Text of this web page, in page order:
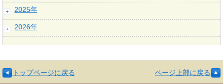
2025年
2026年
トップページに戻る ページ上部に戻る